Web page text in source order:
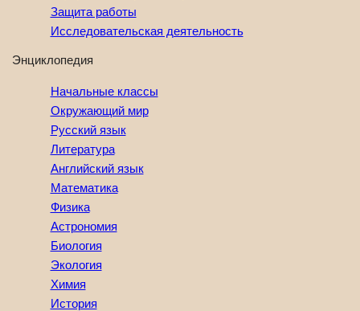
Защита работы
Исследовательская деятельность
Энциклопедия
Начальные классы
Окружающий мир
Русский язык
Литература
Английский язык
Математика
Физика
Астрономия
Биология
Экология
Химия
История